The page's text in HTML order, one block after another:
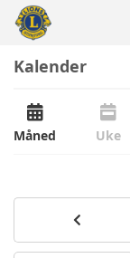
Kalender
Måned Uke